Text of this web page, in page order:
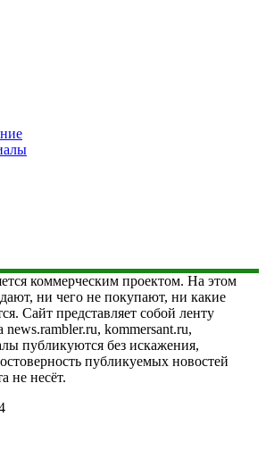
коммерческим проектом. На этом
ни чего не покупают, ни какие
Сайт представляет собой ленту
news.rambler.ru, kommersant.ru,
публикуются без искажения,
публикуемых новостей
не несёт.